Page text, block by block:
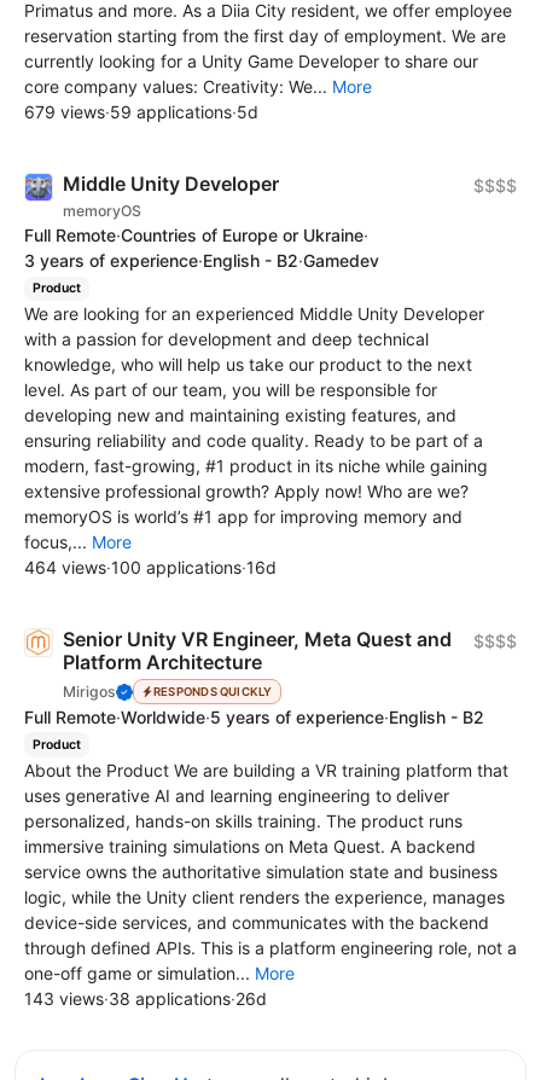
Primatus and more. As a Diia City resident, we offer employee
reservation starting from the first day of employment. We are
currently looking for a Unity Game Developer to share our
core company values: Creativity: We... More
679 views·59 applications·5d
Middle Unity Developer
memoryOS
$$$$
Full Remote·Countries of Europe or Ukraine·
3 years of experience·English - B2·Gamedev
Product
We are looking for an experienced Middle Unity Developer
with a passion for development and deep technical
knowledge, who will help us take our product to the next
level. As part of our team, you will be responsible for
developing new and maintaining existing features, and
ensuring reliability and code quality. Ready to be part of a
modern, fast-growing, #1 product in its niche while gaining
extensive professional growth? Apply now! Who are we?
memoryOS is world’s #1 app for improving memory and
focus,... More
464 views·100 applications·16d
Senior Unity VR Engineer, Meta Quest and
Platform Architecture
Mirigos RESPONDS QUICKLY
$$$$
Full Remote·Worldwide·5 years of experience·English - B2
Product
About the Product We are building a VR training platform that
uses generative AI and learning engineering to deliver
personalized, hands-on skills training. The product runs
immersive training simulations on Meta Quest. A backend
service owns the authoritative simulation state and business
logic, while the Unity client renders the experience, manages
device-side services, and communicates with the backend
through defined APIs. This is a platform engineering role, not a
one-off game or simulation... More
143 views·38 applications·26d